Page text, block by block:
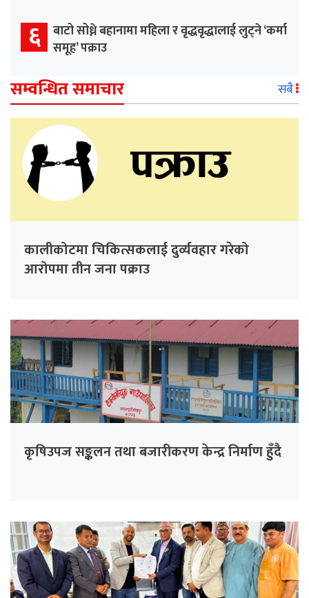
६ बाटो सोध्ने बहानामा महिला र वृद्धवृद्धालाई लुट्ने ‘कर्मा
समूह’ पक्राउ
सम्वन्धित समाचार सबै
कालीकोटमा चिकित्सकलाई दुर्व्यवहार गरेको
आरोपमा तीन जना पक्राउ
कृषिउपज सङ्कलन तथा बजारीकरण केन्द्र निर्माण हुँदै